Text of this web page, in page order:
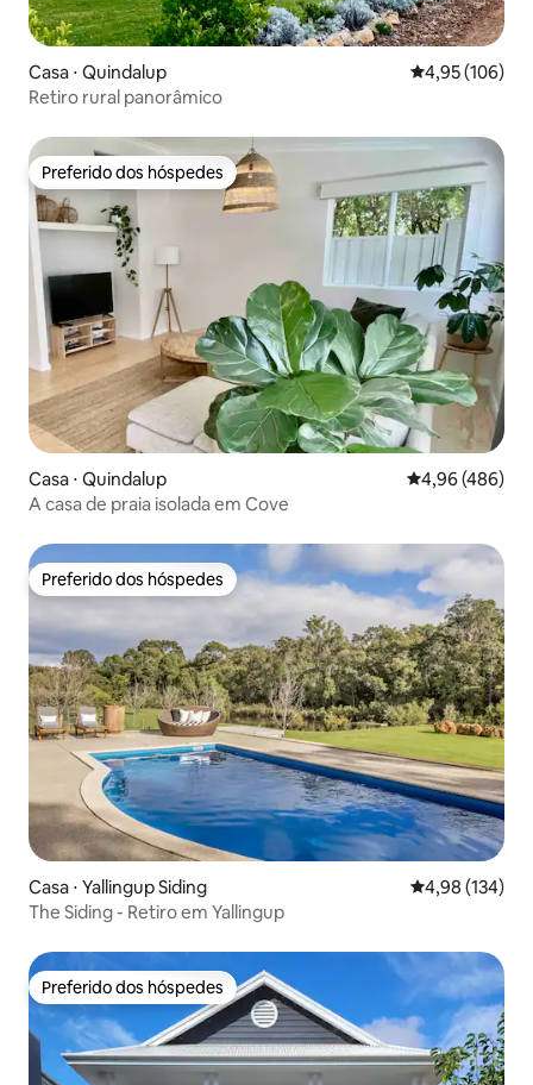
Casa ⋅ Quindalup 4,95 de uma
4,95 (106)
Retiro rural panorâmico
Preferido dos hóspedes
Preferido dos hóspedes
Casa ⋅ Quindalup 4,96 de uma
4,96 (486)
A casa de praia isolada em Cove
Preferido dos hóspedes
Preferido dos hóspedes
Casa ⋅ Yallingup Siding 4,98 de uma
4,98 (134)
The Siding - Retiro em Yallingup
Preferido dos hóspedes
Preferido dos hóspedes